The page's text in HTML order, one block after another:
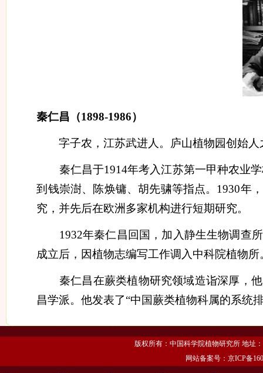
秦仁昌（1898-1986）
字子农，江苏武进人。庐山植物园创始
秦仁昌于1914年考入江苏第一甲种农业
到钱崇澍、陈焕镛、胡先骕等指点。 1930年
究，并先后在欧洲多家机构进行短期研究。
1932年秦仁昌回国，加入静生生物调查
成立后，因植物志编写工作调入中科院植物所
秦仁昌在蕨类植物研究领域造诣深厚，
昌学派。他发表了“中国蕨类植物科属的系统
版权所有：中国科学院植物研究所 地址
网站备案号：京ICP备